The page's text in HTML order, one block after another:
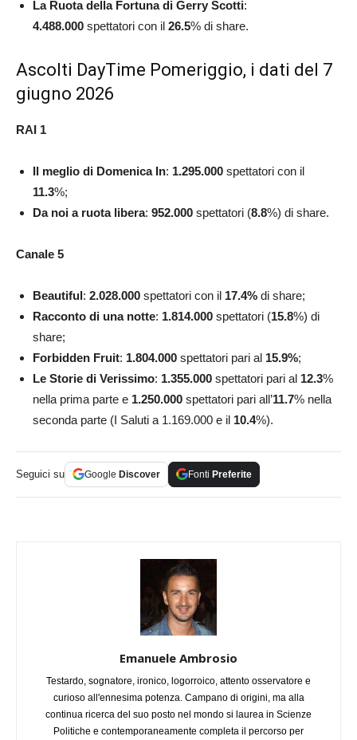
La Ruota della Fortuna di Gerry Scotti:
4.488.000 spettatori con il 26.5% di share.
Ascolti DayTime Pomeriggio, i dati del 7
giugno 2026
RAI 1
Il meglio di Domenica In: 1.295.000 spettatori con il
11.3%;
Da noi a ruota libera: 952.000 spettatori (8.8%) di share.
Canale 5
Beautiful: 2.028.000 spettatori con il 17.4% di share;
Racconto di una notte: 1.814.000 spettatori (15.8%) di
share;
Forbidden Fruit: 1.804.000 spettatori pari al 15.9%;
Le Storie di Verissimo: 1.355.000 spettatori pari al 12.3%
nella prima parte e 1.250.000 spettatori pari all’11.7% nella
seconda parte (I Saluti a 1.169.000 e il 10.4%).
Seguici su Google Discover Fonti Preferite
Emanuele Ambrosio
Testardo, sognatore, ironico, logorroico, attento osservatore e
curioso all'ennesima potenza. Campano di origini, ma alla
continua ricerca del suo posto nel mondo si laurea in Scienze
Politiche e contemporaneamente completa il percorso per